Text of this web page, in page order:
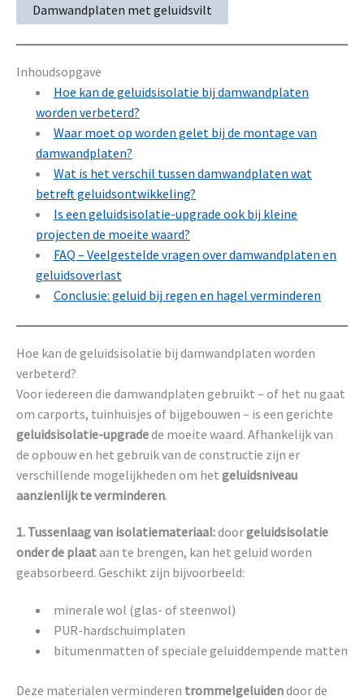
Damwandplaten met geluidsvilt
Inhoudsopgave
Hoe kan de geluidsisolatie bij damwandplaten
worden verbeterd?
Waar moet op worden gelet bij de montage van
damwandplaten?
Wat is het verschil tussen damwandplaten wat
betreft geluidsontwikkeling?
Is een geluidsisolatie-upgrade ook bij kleine
projecten de moeite waard?
FAQ – Veelgestelde vragen over damwandplaten en
geluidsoverlast
Conclusie: geluid bij regen en hagel verminderen
Hoe kan de geluidsisolatie bij damwandplaten worden
verbeterd?
Voor iedereen die damwandplaten gebruikt – of het nu gaat
om carports, tuinhuisjes of bijgebouwen – is een gerichte
geluidsisolatie-upgradede moeite waard. Afhankelijk van
de opbouw en het gebruik van de constructie zijn er
verschillende mogelijkheden om het geluidsniveau
aanzienlijk te verminderen.
1. Tussenlaag van isolatiemateriaal:doorgeluidsisolatie
onder de plaataan te brengen, kan het geluid worden
geabsorbeerd. Geschikt zijn bijvoorbeeld:
minerale wol (glas- of steenwol)
PUR-hardschuimplaten
bitumenmatten of speciale geluiddempende matten
Deze materialen verminderen trommelgeluidendoor de